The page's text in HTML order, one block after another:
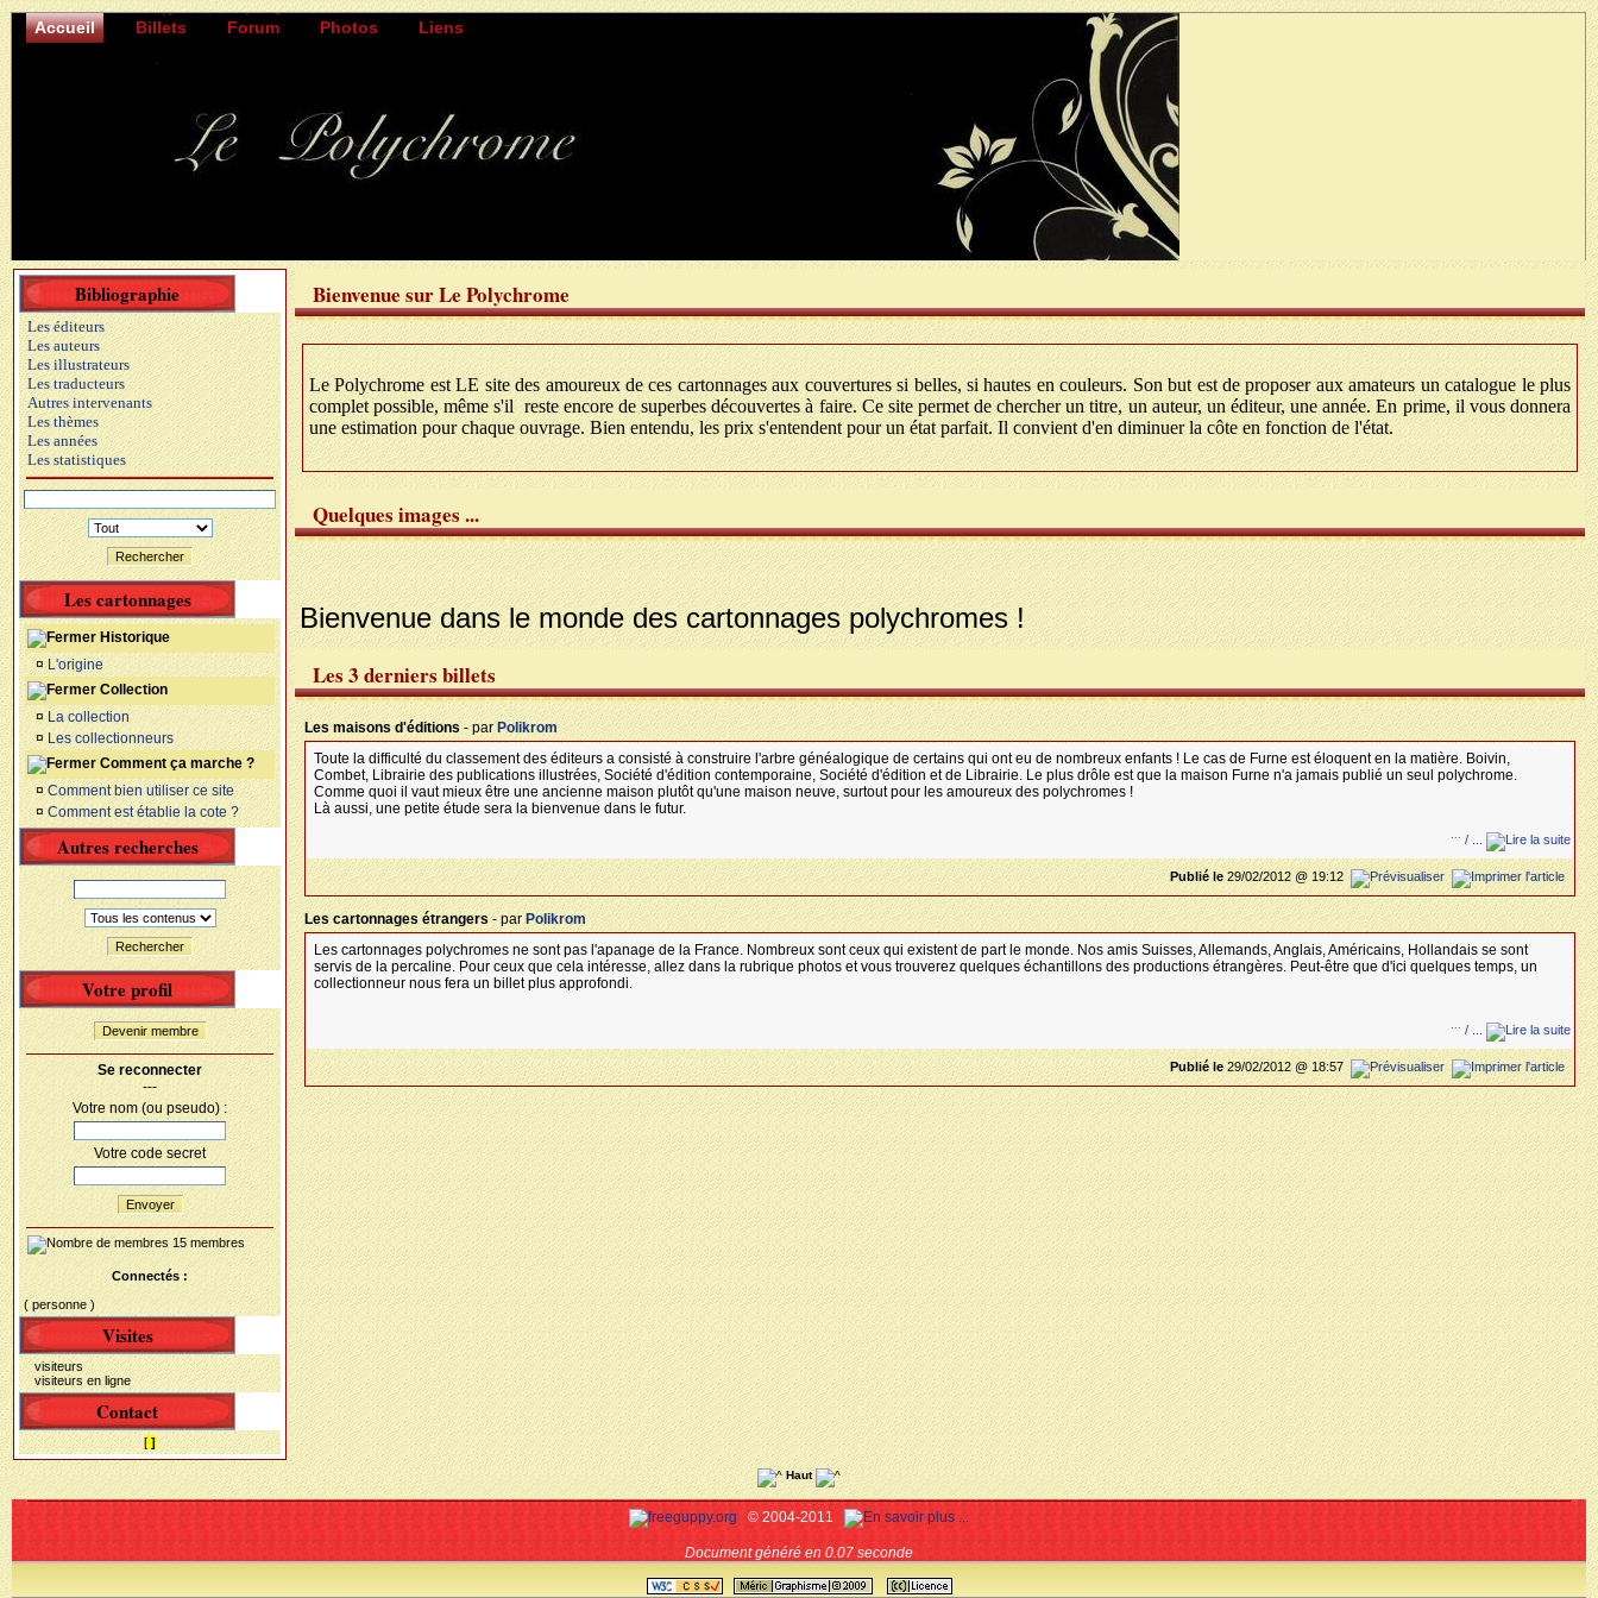
Accueil Billets Forum Photos Liens
Bibliographie
Les éditeurs
Les auteurs
Les illustrateurs
Les traducteurs
Autres intervenants
Les thèmes
Les années
Les statistiques
Rechercher
Les cartonnages
Historique
¤L'origine
Collection
¤La collection
¤ Les collectionneurs
Comment ça marche ?
¤Comment bien utiliser ce site
¤ Comment est établie la cote ?
Autres recherches
Rechercher
Votre profil
Devenir membre
Se reconnecter
---
Votre nom (ou pseudo) :
Votre code secret
Envoyer
15 membres
Connectés :
( personne )
Visites
visiteurs
visiteurs en ligne
Contact
[ ]
Bienvenue sur Le Polychrome
Le Polychrome est LE site des amoureux de ces cartonnages aux couvertures si belles, si hautes en couleurs. Son but est de proposer aux amateurs un catalogue le plus
complet possible, même s'il reste encore de superbes découvertes à faire. Ce site permet de chercher un titre, un auteur, un éditeur, une année. En prime, il vous donnera
une estimation pour chaque ouvrage. Bien entendu, les prix s'entendent pour un état parfait. Il convient d'en diminuer la côte en fonction de l'état.
Quelques images ...
Bienvenue dans le monde des cartonnages polychromes !
Les 3 derniers billets
Les maisons d'éditions- par Polikrom
Toute la difficulté du classement des éditeurs a consisté à construire l'arbre généalogique de certains qui ont eu de nombreux enfants ! Le cas de Furne est éloquent en la matière. Boivin,
Combet, Librairie des publications illustrées, Société d'édition contemporaine, Société d'édition et de Librairie. Le plus drôle est que la maison Furne n'a jamais publié un seul polychrome.
Comme quoi il vaut mieux être une ancienne maison plutôt qu'une maison neuve, surtout pour les amoureux des polychromes !
Là aussi, une petite étude sera la bienvenue dans le futur.
... / ...
Publié le29/02/2012 @ 19:12
Les cartonnages étrangers- parPolikrom
Les cartonnages polychromes ne sont pas l'apanage de la France. Nombreux sont ceux qui existent de part le monde. Nos amis Suisses, Allemands, Anglais, Américains, Hollandais se sont
servis de la percaline. Pour ceux que cela intéresse, allez dans la rubrique photos et vous trouverez quelques échantillons des productions étrangères. Peut-être que d'ici quelques temps, un
collectionneur nous fera un billet plus approfondi.
... / ...
Publié le29/02/2012 @ 18:57
Haut
© 2004-2011
Document généré en 0.07 seconde